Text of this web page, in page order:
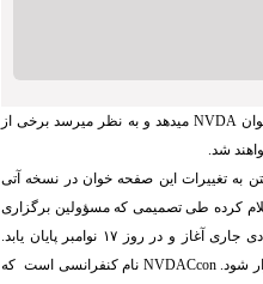
NVDA میدهد و به نظر میرسد برخی از
شد.
به تغییرات این صفحه خوان در نسخه آتی
کرده طی تصمیمی که مسؤولین برگزاری
این کنفرانس اتخاذ کرده اند، مقرر شده این کنفرانس آنلاین، از روز ۱۵ نوامبر سال میلادی جاری آغاز و در روز ۱۷ نوامبر پایان یابد.
شود.NVDACcon نام کنفرانسی است که